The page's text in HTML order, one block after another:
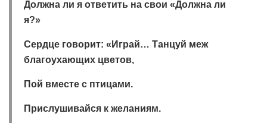
Должна ли я ответить на свои «Должна ли
я?»
Сердце говорит: «Играй… Танцуй меж
благоухающих цветов,
Пой вместе с птицами.
Прислушивайся к желаниям.